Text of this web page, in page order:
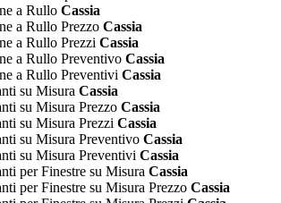
a Rullo Cassia
a Rullo Prezzo Cassia
a Rullo Prezzi Cassia
a Rullo Preventivo Cassia
a Rullo Preventivi Cassia
su Misura Cassia
su Misura Prezzo Cassia
su Misura Prezzi Cassia
su Misura Preventivo Cassia
su Misura Preventivi Cassia
per Finestre su Misura Cassia
per Finestre su Misura Prezzo Cassia